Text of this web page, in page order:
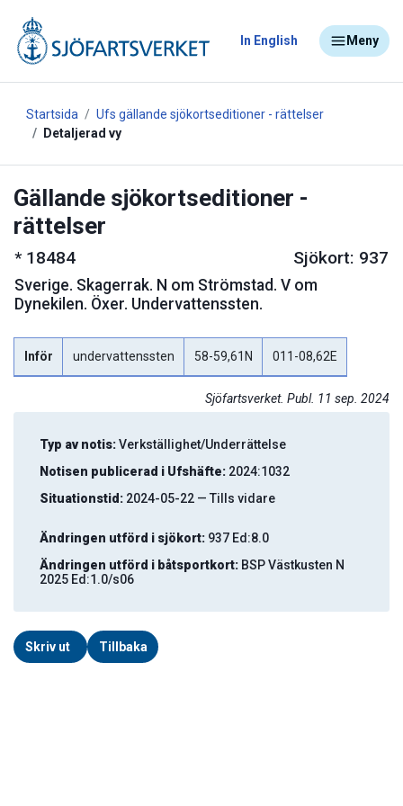
In English Meny
Startsida
Ufs gällande sjökortseditioner - rättelser
Detaljerad vy
Gällande sjökortseditioner -
rättelser
* 18484 Sjökort: 937
Sverige. Skagerrak. N om Strömstad. V om
Dynekilen. Öxer. Undervattenssten.
Inför undervattenssten 58-59,61N 011-08,62E
Sjöfartsverket. Publ. 11 sep. 2024
Typ av notis:Verkställighet/Underrättelse
Notisen publicerad i Ufshäfte: 2024:1032
Situationstid: 2024-05-22 — Tills vidare
Ändringen utförd i sjökort: 937 Ed:8.0
Ändringen utförd i båtsportkort: BSP Västkusten N
2025 Ed:1.0/s06
Skriv ut Tillbaka